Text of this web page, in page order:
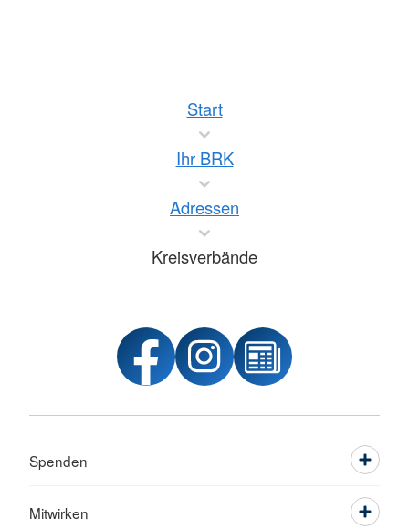
Start
Ihr BRK
Adressen
Kreisverbände
Spenden
Mitwirken